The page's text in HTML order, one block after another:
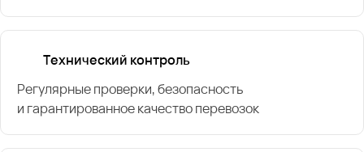
Технический контроль
Регулярные проверки, безопасность
и гарантированное качество перевозок